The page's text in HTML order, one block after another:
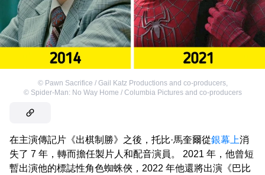
© Pawn Sacrifice / Gail Katz Productions and co-producers,
© Spider-Man: No Way Home / Columbia Pictures and co-producers
在主演傳記片《出棋制勝》之後，托比·馬奎爾從銀幕上消
失了 7 年，轉而擔任製片人和配音演員。 2021 年，他曾短
暫出演他的標誌性角色蜘蛛俠，2022 年他還將出演《巴比